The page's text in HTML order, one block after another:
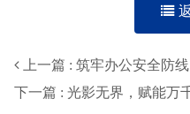
上一篇 : 筑牢办公安全防线 得力